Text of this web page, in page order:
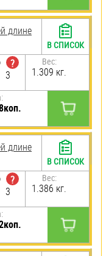
длине
?
3
Вес:
1.309 кг.
В СПИСОК
длине
?
3
Вес:
1.386 кг.
В СПИСОК